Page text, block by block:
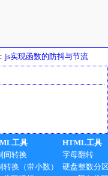
js实现函数的防抖与节流
工具
间转换
转换（带小数）
HTML工具
字母翻转
硬盘整数分